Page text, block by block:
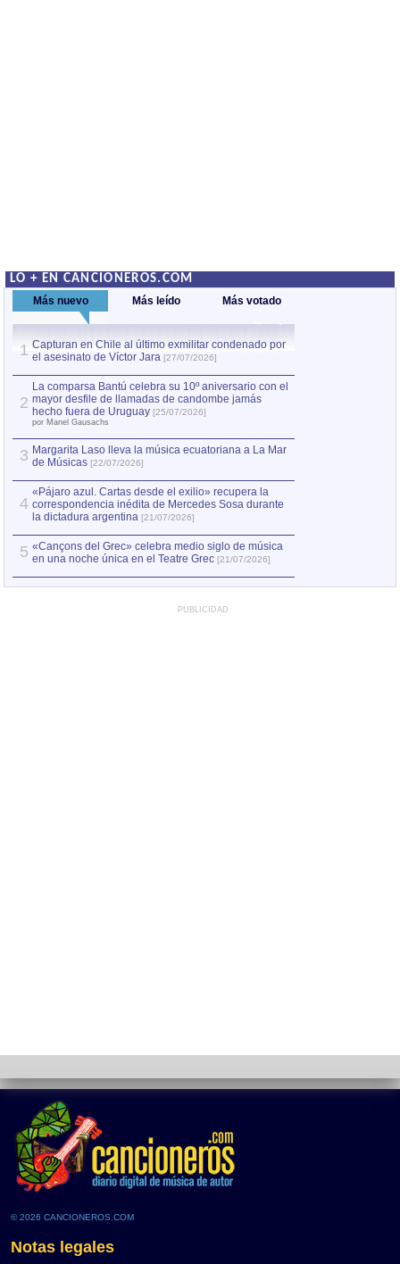
LO + EN CANCIONEROS.COM
Más nuevo Más leído Más votado
1 Capturan en Chile al último exmilitar condenado por
el asesinato de Víctor Jara [27/07/2026]
2
La comparsa Bantú celebra su 10º aniversario con el
mayor desfile de llamadas de candombe jamás
hecho fuera de Uruguay [25/07/2026]
por Manel Gausachs
3 Margarita Laso lleva la música ecuatoriana a La Mar
de Músicas [22/07/2026]
4
«Pájaro azul. Cartas desde el exilio» recupera la
correspondencia inédita de Mercedes Sosa durante
la dictadura argentina [21/07/2026]
5 «Cançons del Grec» celebra medio siglo de música
en una noche única en el Teatre Grec [21/07/2026]
PUBLICIDAD
© 2026 CANCIONEROS.COM
Notas legales